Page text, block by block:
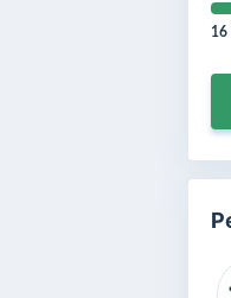
16